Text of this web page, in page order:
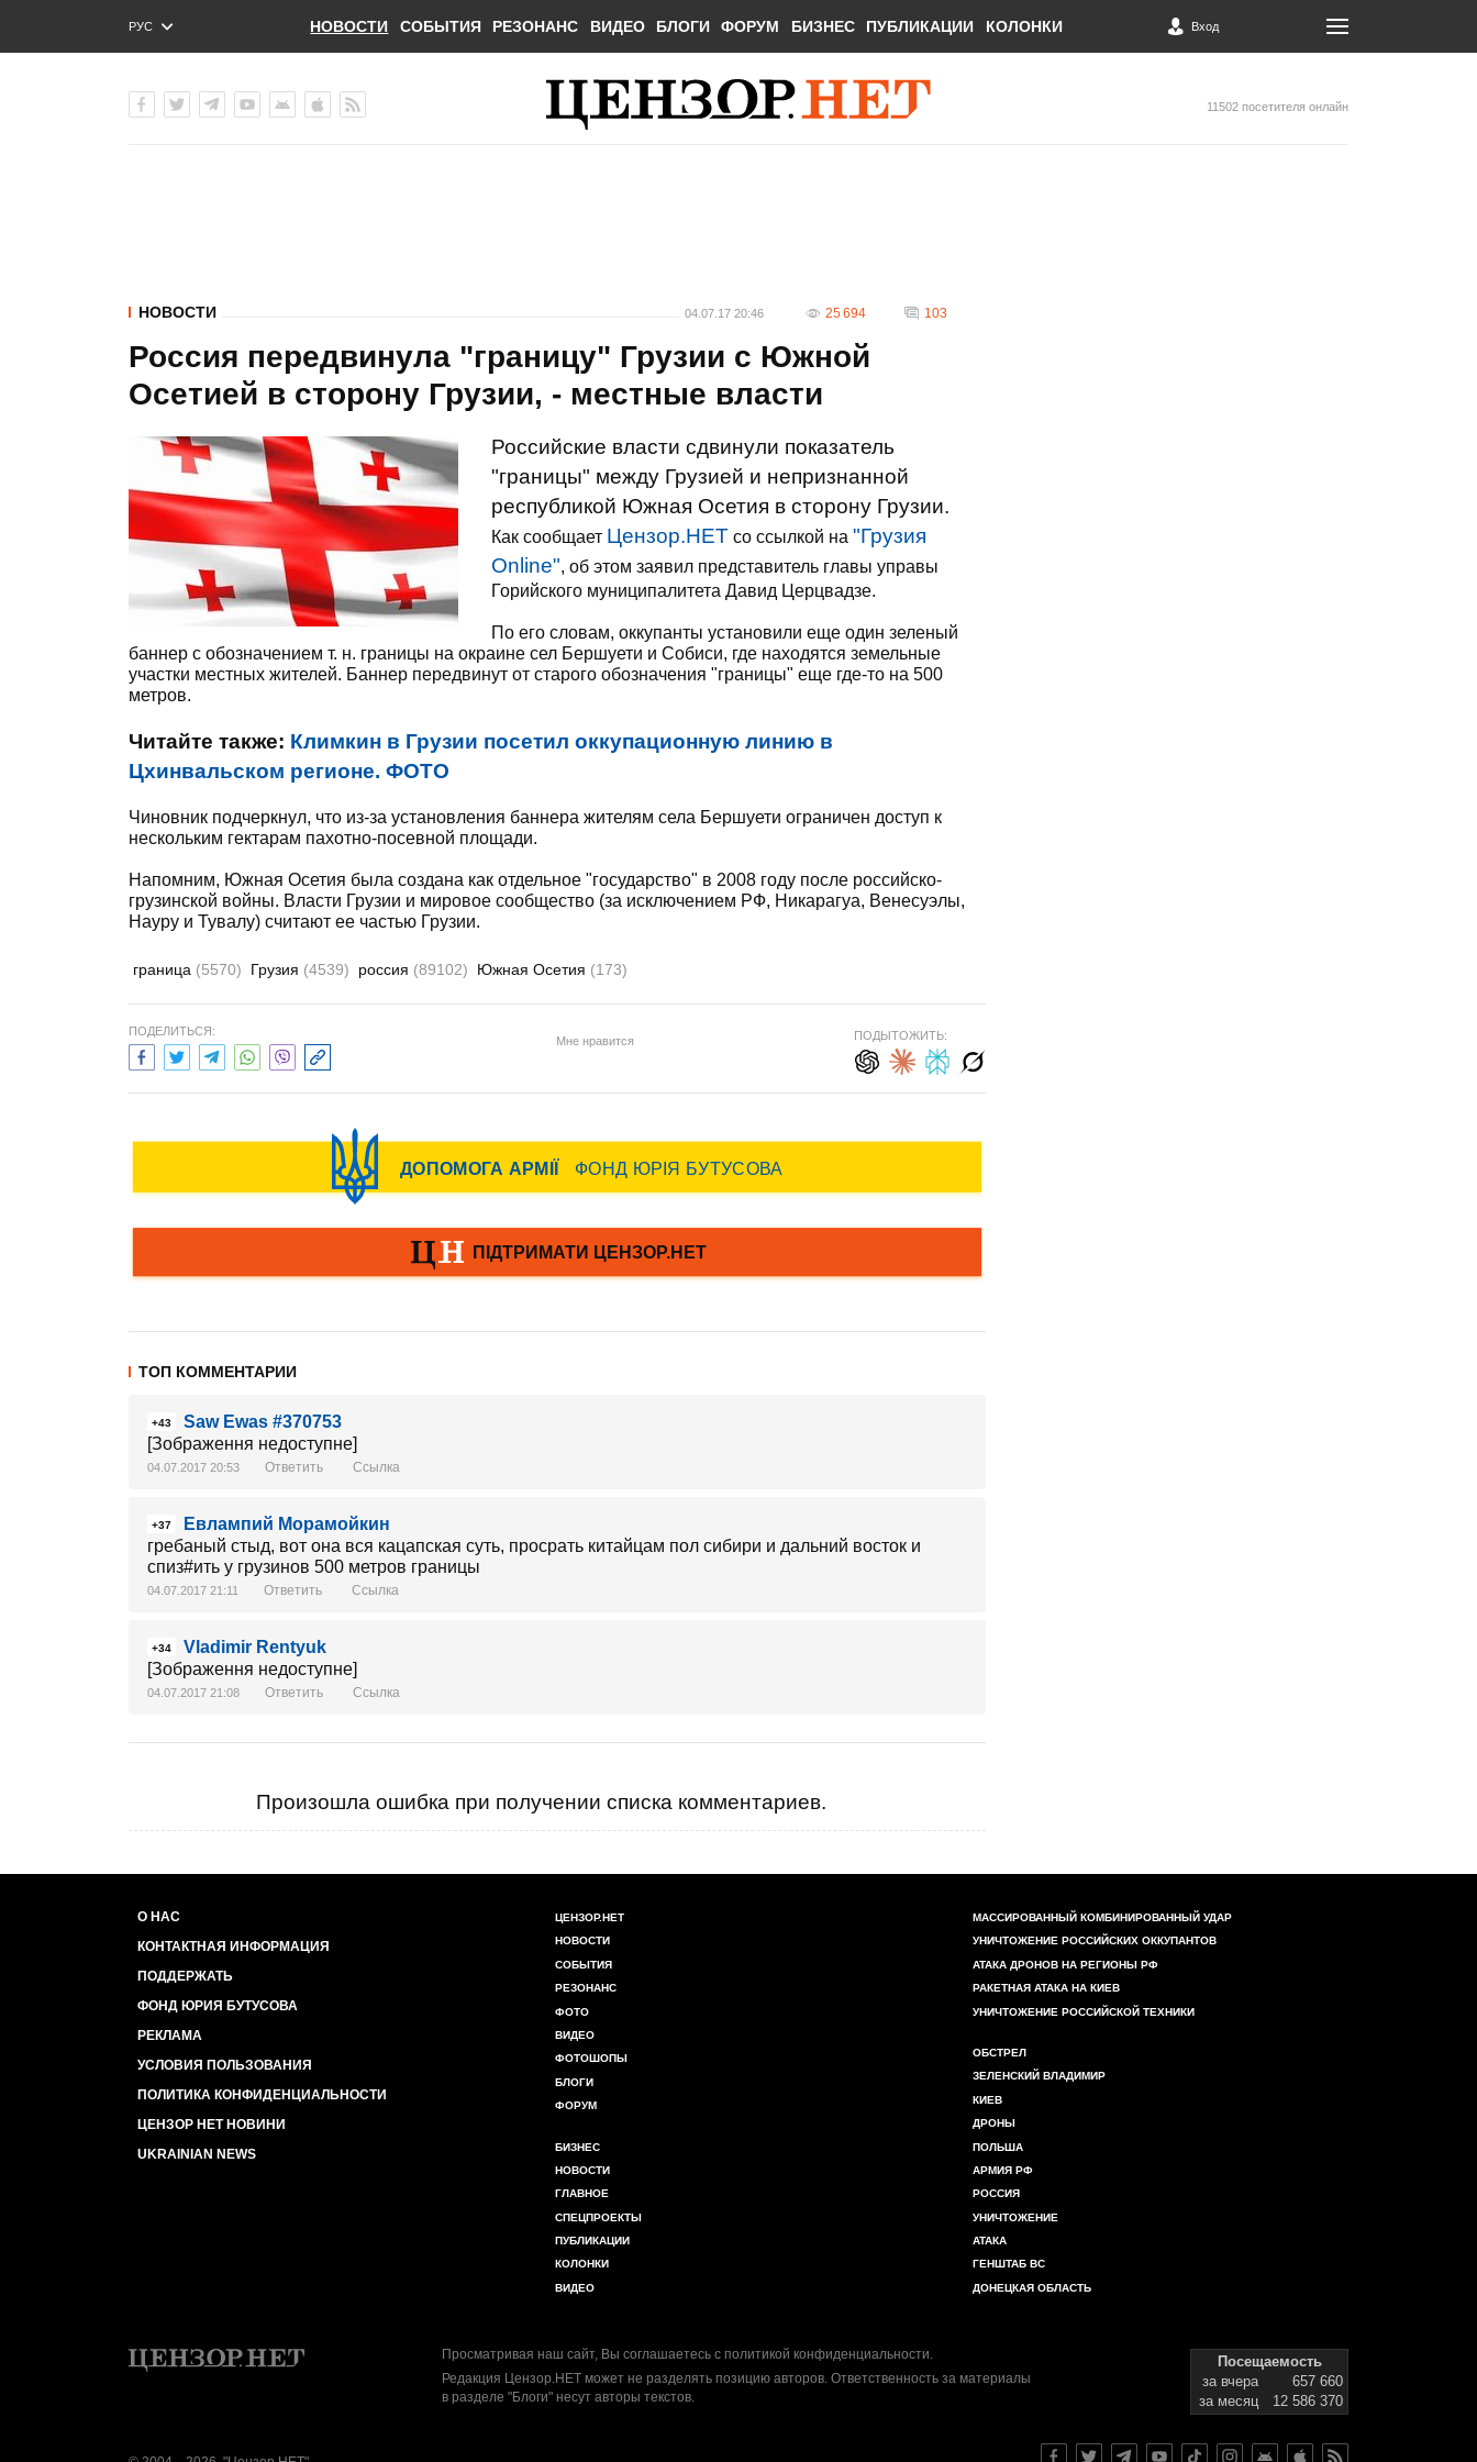
РУС
ENG
НОВОСТИ СОБЫТИЯ РЕЗОНАНС ВИДЕО БЛОГИ ФОРУМ БИЗНЕС ПУБЛИКАЦИИ КОЛОНКИ Вход
11502 посетителя онлайн
НОВОСТИ 04.07.17 20:46 25 694 103
Россия передвинула "границу" Грузии с Южной
Осетией в сторону Грузии, - местные власти
Российские власти сдвинули показатель
"границы" между Грузией и непризнанной
республикой Южная Осетия в сторону Грузии.
Как сообщает Цензор.НЕТ со ссылкой на "Грузия
Online", об этом заявил представитель главы управы
Горийского муниципалитета Давид Церцвадзе.
По его словам, оккупанты установили еще один зеленый
баннер с обозначением т. н. границы на окраине сел Бершуети и Собиси, где находятся земельные
участки местных жителей. Баннер передвинут от старого обозначения "границы" еще где-то на 500
метров.
Читайте также: Климкин в Грузии посетил оккупационную линию в
Цхинвальском регионе. ФОТО
Чиновник подчеркнул, что из-за установления баннера жителям села Бершуети ограничен доступ к
нескольким гектарам пахотно-посевной площади.
Напомним, Южная Осетия была создана как отдельное "государство" в 2008 году после российско-
грузинской войны. Власти Грузии и мировое сообщество (за исключением РФ, Никарагуа, Венесуэлы,
Науру и Тувалу) считают ее частью Грузии.
граница (5570) Грузия (4539) россия (89102) Южная Осетия (173)
ПОДЕЛИТЬСЯ:
Мне нравится ПОДЫТОЖИТЬ:
ТОП КОММЕНТАРИИ
+43
Saw Ewas #370753
[Зображення недоступне]
04.07.2017 20:53 Ответить Ссылка
+37
Евлампий Морамойкин
гребаный стыд, вот она вся кацапская суть, просрать китайцам пол сибири и дальний восток и
спиз#ить у грузинов 500 метров границы
04.07.2017 21:11 Ответить Ссылка
+34
Vladimir Rentyuk
[Зображення недоступне]
04.07.2017 21:08 Ответить Ссылка
Произошла ошибка при получении списка комментариев.
О НАС
КОНТАКТНАЯ ИНФОРМАЦИЯ
ПОДДЕРЖАТЬ
ФОНД ЮРИЯ БУТУСОВА
РЕКЛАМА
УСЛОВИЯ ПОЛЬЗОВАНИЯ
ПОЛИТИКА КОНФИДЕНЦИАЛЬНОСТИ
ЦЕНЗОР НЕТ НОВИНИ
UKRAINIAN NEWS
ЦЕНЗОР.НЕТ
НОВОСТИ
СОБЫТИЯ
РЕЗОНАНС
ФОТО
ВИДЕО
ФОТОШОПЫ
БЛОГИ
ФОРУМ
БИЗНЕС
НОВОСТИ
ГЛАВНОЕ
СПЕЦПРОЕКТЫ
ПУБЛИКАЦИИ
КОЛОНКИ
ВИДЕО
МАССИРОВАННЫЙ КОМБИНИРОВАННЫЙ УДАР
УНИЧТОЖЕНИЕ РОССИЙСКИХ ОККУПАНТОВ
АТАКА ДРОНОВ НА РЕГИОНЫ РФ
РАКЕТНАЯ АТАКА НА КИЕВ
УНИЧТОЖЕНИЕ РОССИЙСКОЙ ТЕХНИКИ
ОБСТРЕЛ
ЗЕЛЕНСКИЙ ВЛАДИМИР
КИЕВ
ДРОНЫ
ПОЛЬША
АРМИЯ РФ
РОССИЯ
УНИЧТОЖЕНИЕ
АТАКА
ГЕНШТАБ ВС
ДОНЕЦКАЯ ОБЛАСТЬ
Просматривая наш сайт, Вы соглашаетесь с политикой конфиденциальности.
Редакция Цензор.НЕТ может не разделять позицию авторов. Ответственность за материалы
в разделе "Блоги" несут авторы текстов.
Посещаемость
за вчера
657 660
за месяц
12 586 370